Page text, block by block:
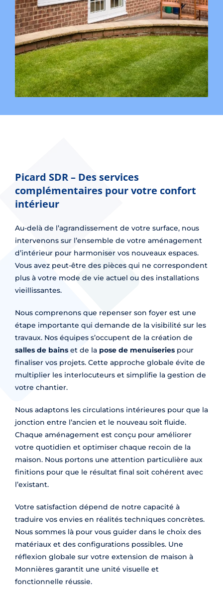
Picard SDR – Des services
complémentaires pour votre confort
intérieur
Au-delà de l’agrandissement de votre surface, nous
intervenons sur l’ensemble de votre aménagement
d’intérieur pour harmoniser vos nouveaux espaces.
Vous avez peut-être des pièces qui ne correspondent
plus à votre mode de vie actuel ou des installations
vieillissantes.
Nous comprenons que repenser son foyer est une
étape importante qui demande de la visibilité sur les
travaux. Nos équipes s’occupent de la création de
salles de bains et de la pose de menuiseries pour
finaliser vos projets. Cette approche globale évite de
multiplier les interlocuteurs et simplifie la gestion de
votre chantier.
Nous adaptons les circulations intérieures pour que la
jonction entre l’ancien et le nouveau soit fluide.
Chaque aménagement est conçu pour améliorer
votre quotidien et optimiser chaque recoin de la
maison. Nous portons une attention particulière aux
finitions pour que le résultat final soit cohérent avec
l’existant.
Votre satisfaction dépend de notre capacité à
traduire vos envies en réalités techniques concrètes.
Nous sommes là pour vous guider dans le choix des
matériaux et des configurations possibles. Une
réflexion globale sur votre extension de maison à
Monnières garantit une unité visuelle et
fonctionnelle réussie.